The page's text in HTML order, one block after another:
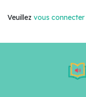
Veuillez vous connecter